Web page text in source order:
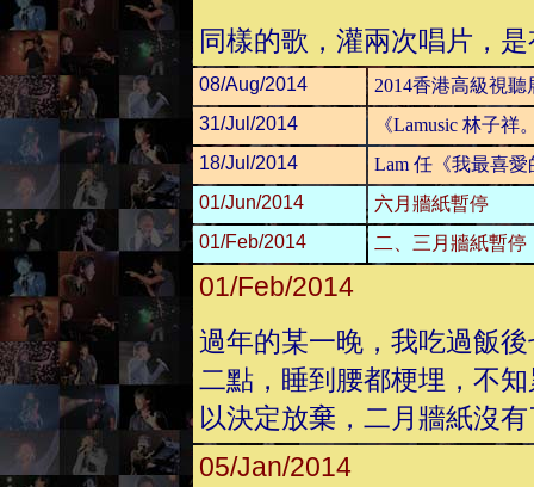
同樣的歌，灌兩次唱片，
08/Aug/2014
2014香港高級視
31/Jul/2014
《Lamusic 林子祥
18/Jul/2014
Lam 任《我最喜
01/Jun/2014
六月牆紙暫停
01/Feb/2014
二、三月牆紙暫停
01/Feb/2014
過年的某一晚，我吃過飯
二點，睡到腰都梗埋，不
以決定放棄，二月牆紙沒
05/Jan/2014